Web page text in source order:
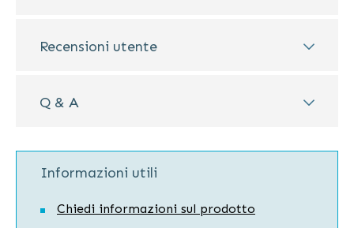
Recensioni utente
Q & A
Informazioni utili
Chiedi informazioni sul prodotto